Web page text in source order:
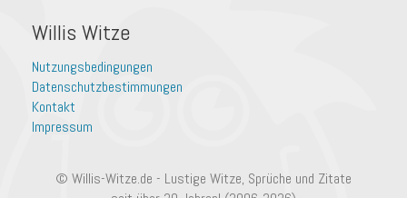
Willis Witze
Nutzungsbedingungen
Datenschutzbestimmungen
Kontakt
Impressum
© Willis-Witze.de - Lustige Witze, Sprüche und Zitate